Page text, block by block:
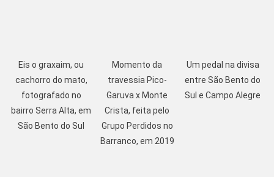
Eis o graxaim, ou
cachorro do mato,
fotografado no
bairro Serra Alta, em
São Bento do Sul
Momento da
travessia Pico-
Garuva x Monte
Crista, feita pelo
Grupo Perdidos no
Barranco, em 2019
Um pedal na divisa
entre São Bento do
Sul e Campo Alegre